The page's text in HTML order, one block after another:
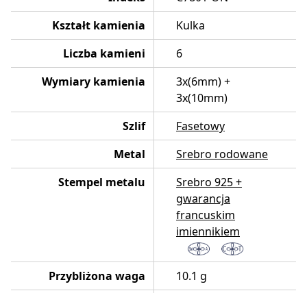
Kształt kamienia
Kulka
Liczba kamieni
6
Wymiary kamienia
3x(6mm) +
3x(10mm)
Szlif
Fasetowy
Metal
Srebro rodowane
Stempel metalu
Srebro 925 +
gwarancja
francuskim
imiennikiem
Przybliżona waga
10.1 g